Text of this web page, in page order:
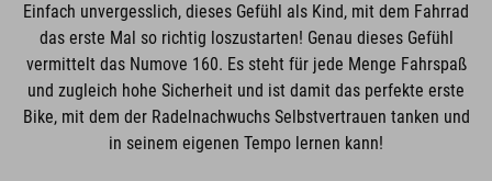
Einfach unvergesslich, dieses Gefühl als Kind, mit dem Fahrrad
das erste Mal so richtig loszustarten! Genau dieses Gefühl
vermittelt das Numove 160. Es steht für jede Menge Fahrspaß
und zugleich hohe Sicherheit und ist damit das perfekte erste
Bike, mit dem der Radelnachwuchs Selbstvertrauen tanken und
in seinem eigenen Tempo lernen kann!